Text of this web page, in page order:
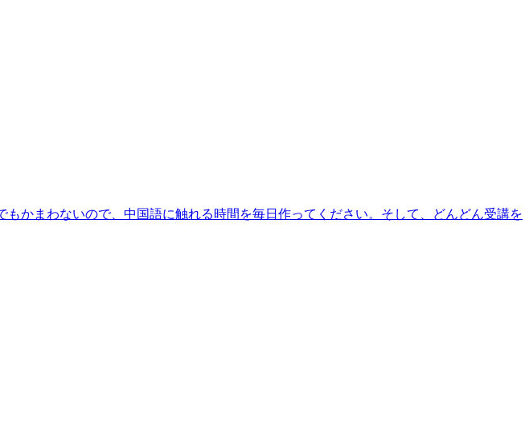
かまわないので、中国語に触れる時間を毎日作ってください。そして、どんどん受講を